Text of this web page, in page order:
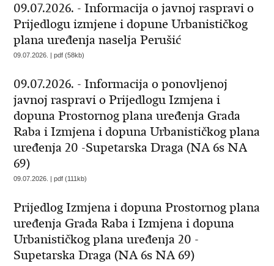
09.07.2026. - Informacija o javnoj raspravi o
Prijedlogu izmjene i dopune Urbanističkog
plana uređenja naselja Perušić
09.07.2026. | pdf (58kb)
09.07.2026. - Informacija o ponovljenoj
javnoj raspravi o Prijedlogu Izmjena i
dopuna Prostornog plana uređenja Grada
Raba i Izmjena i dopuna Urbanističkog plana
uređenja 20 -Supetarska Draga (NA 6s NA
69)
09.07.2026. | pdf (111kb)
Prijedlog Izmjena i dopuna Prostornog plana
uređenja Grada Raba i Izmjena i dopuna
Urbanističkog plana uređenja 20 -
Supetarska Draga (NA 6s NA 69)